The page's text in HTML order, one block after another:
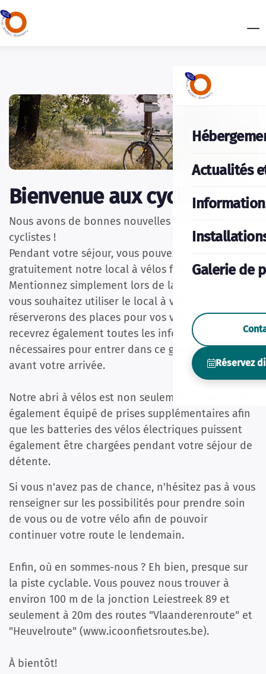
Actualités
Galerie de
Réservez
Bienvenue aux cyclistes !
Nous avons de bonnes nouvelles pour nos hôtes
cyclistes !
Pendant votre séjour, vous pouvez utiliser
gratuitement notre local à vélos fermé.
Mentionnez simplement lors de la réservation que
vous souhaitez utiliser le local à vélos et nous
réserverons des places pour vos vélos. Vous
recevrez également toutes les informations
nécessaires pour entrer dans ce garage à vélos
avant votre arrivée.
Notre abri à vélos est non seulement fermé, mais
également équipé de prises supplémentaires afin
que les batteries des vélos électriques puissent
également être chargées pendant votre séjour de
détente.
Si vous n'avez pas de chance, n'hésitez pas à vous
renseigner sur les possibilités pour prendre soin
de vous ou de votre vélo afin de pouvoir
continuer votre route le lendemain.
Enfin, où en sommes-nous ? Eh bien, presque sur
la piste cyclable. Vous pouvez nous trouver à
environ 100 m de la jonction Leiestreek 89 et
seulement à 20m des routes "Vlaanderenroute" et
"Heuvelroute" (www.icoonfietsroutes.be).
À bientôt!